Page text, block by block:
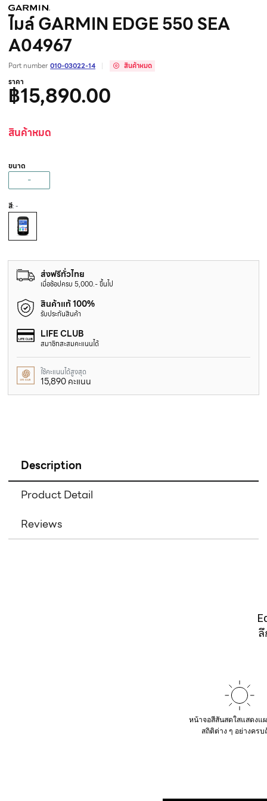
ไมล์ GARMIN EDGE 550 SEA
A04967
Part number 010-03022-14 สินค้าหมด
ราคา
฿15,890.00
สินค้าหมด
ขนาด
-
สี: -
ส่งฟรีทั่วไทย
เมื่อช้อปครบ 5,000.- ขึ้นไป
สินค้าแท้ 100%
รับประกันสินค้า
LIFE CLUB
สมาชิกสะสมคะแนนได้
ใช้คะแนนได้สูงสุด
15,890 คะแนน
Description
Product Detail
Reviews
หน้าจอสีสันสดใสแสดงแ
สถิติต่าง ๆ อย่างครบ